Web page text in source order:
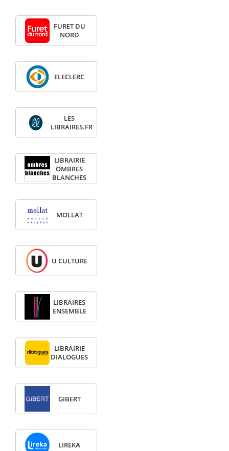
FURET DU
NORD
ELECLERC
LES
LIBRAIRES.FR
LIBRAIRIE
OMBRES
BLANCHES
MOLLAT
U CULTURE
LIBRAIRES
ENSEMBLE
LIBRAIRIE
DIALOGUES
GIBERT
LIREKA